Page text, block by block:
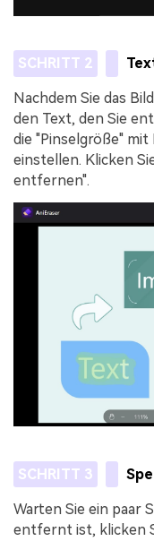
SCHRITT 2
Nachdem Sie das
den Text, den Sie
die "Pinselgröße"
einstellen. Klicken
entfernen".
SCHRITT 3
Warten Sie ein paar
entfernt ist, klicken